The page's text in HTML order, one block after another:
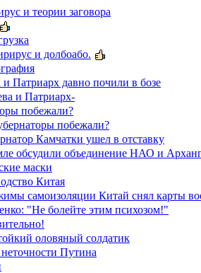
и теории заговора
и долбоабо.
и Патриарх давно почили в бозе
и Патриарх-
побежали?
побежали?
Камчатки ушел в отставку
обсудили объединение НАО и
маски
Китая
самоизоляции Китай снял карты
"Не болейте этим психозом!"
оловяный солдатик
Путина